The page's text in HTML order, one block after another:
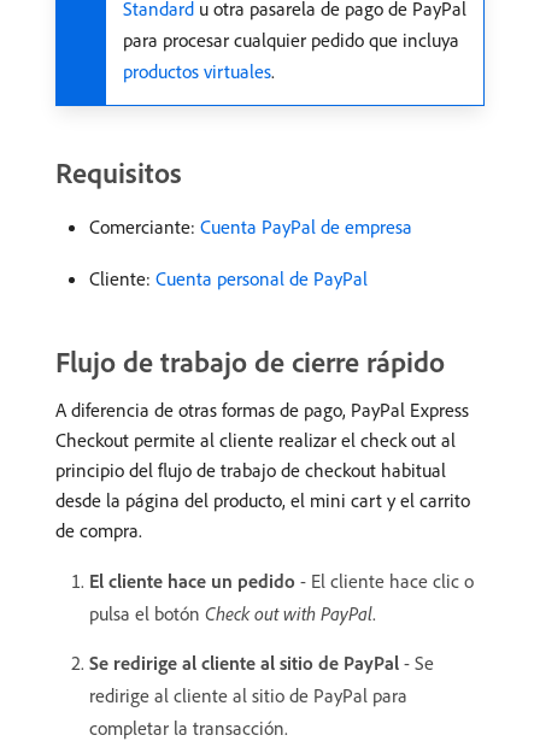
Standard u otra pasarela de pago de PayPal
para procesar cualquier pedido que incluya
productos virtuales.
Requisitos
Comerciante: Cuenta PayPal de empresa
Cliente: Cuenta personal de PayPal
Flujo de trabajo de cierre rápido
A diferencia de otras formas de pago, PayPal Express
Checkout permite al cliente realizar el check out al
principio del flujo de trabajo de checkout habitual
desde la página del producto, el mini cart y el carrito
de compra.
El cliente hace un pedido - El cliente hace clic o
pulsa el botón Check out with PayPal.
Se redirige al cliente al sitio de PayPal - Se
redirige al cliente al sitio de PayPal para
completar la transacción.